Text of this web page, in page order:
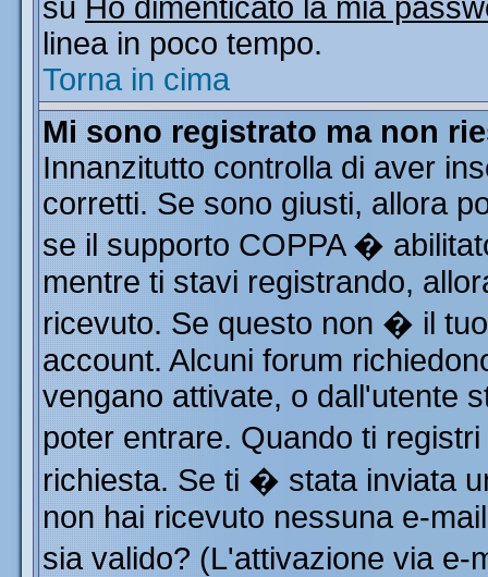
su Ho dimenticato la mia
linea in poco tempo.
Torna in cima
Mi sono registrato ma non
Innanzitutto controlla di aver
corretti. Se sono giusti, allora
se il supporto COPPA �
mentre ti stavi registrando,
ricevuto. Se questo non � il
account. Alcuni forum
vengano attivate, o dall'utente
poter entrare. Quando ti
richiesta. Se ti � stata inviata
non hai ricevuto nessuna e-
sia valido? (L'attivazione via